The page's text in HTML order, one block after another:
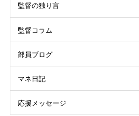
監督の独り言
監督コラム
部員ブログ
マネ日記
応援メッセージ